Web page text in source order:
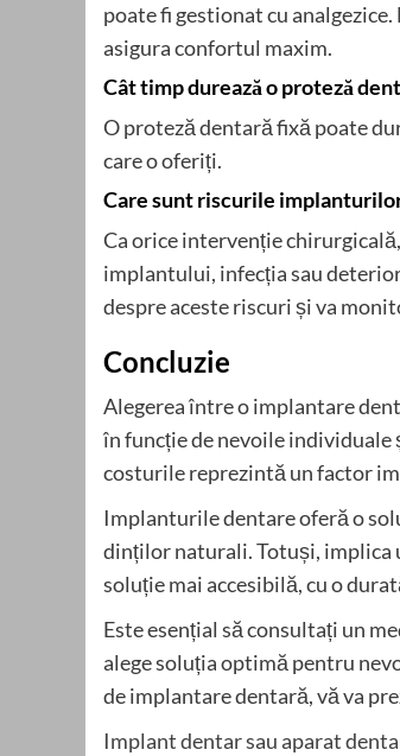
poate fi gestionat cu
asigura confortul maxim.
Cât timp durează o proteză
O proteză dentară fixă poate
care o oferiți.
Care sunt riscurile
Ca orice intervenție
implantului, infecția sau
despre aceste riscuri și va
Concluzie
Alegerea între o implantare
în funcție de nevoile individuale
costurile reprezintă un factor
Implanturile dentare oferă o
dinților naturali. Totuși, implica
soluție mai accesibilă, cu o
Este esențial să consultați un
alege soluția optimă pentru
de implantare dentară, vă va
Implant dentar sau aparat